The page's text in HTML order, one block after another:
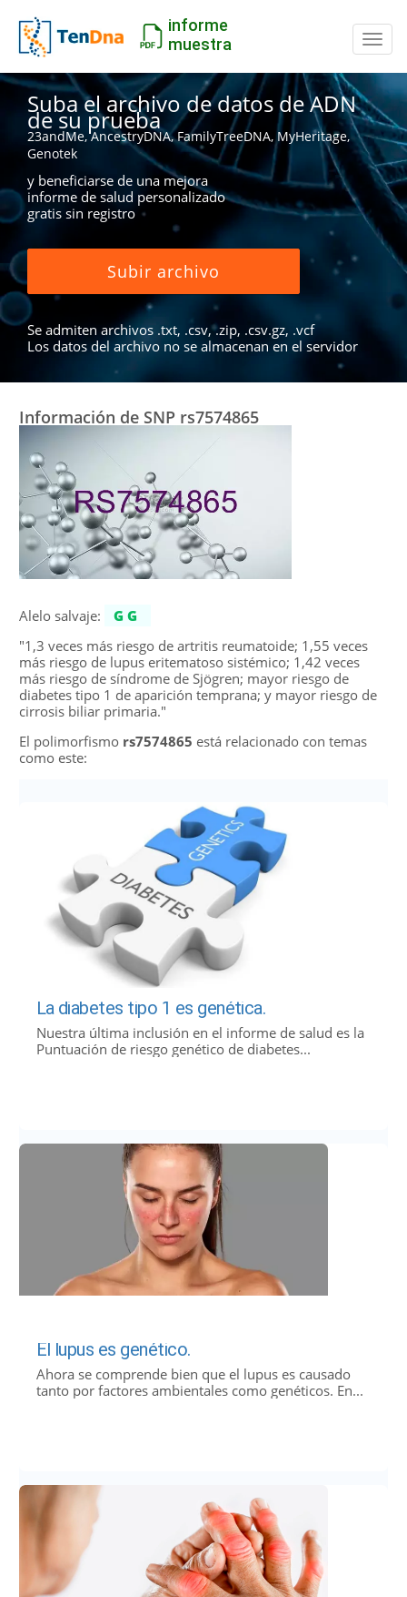
informe
muestra
Suba el archivo de datos de ADN
de su prueba
23andMe, AncestryDNA, FamilyTreeDNA, MyHeritage,
Genotek
y beneficiarse de una mejora
informe de salud personalizado
gratis sin registro
Subir archivo
Se admiten archivos .txt, .csv, .zip, .csv.gz, .vcf
Los datos del archivo no se almacenan en el servidor
Información de SNP rs7574865
Alelo salvaje:
GG
"1,3 veces más riesgo de artritis reumatoide; 1,55 veces
más riesgo de lupus eritematoso sistémico; 1,42 veces
más riesgo de síndrome de Sjögren; mayor riesgo de
diabetes tipo 1 de aparición temprana; y mayor riesgo de
cirrosis biliar primaria."
El polimorfismo rs7574865 está relacionado con temas
como este:
La diabetes tipo 1 es genética.
Nuestra última inclusión en el informe de salud es la
Puntuación de riesgo genético de diabetes...
El lupus es genético.
Ahora se comprende bien que el lupus es causado
tanto por factores ambientales como genéticos. En...